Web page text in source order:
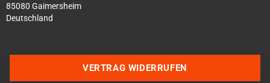
85080 Gaimersheim
Deutschland
Über WhatsApp schreiben
VERTRAG WIDERRUFEN